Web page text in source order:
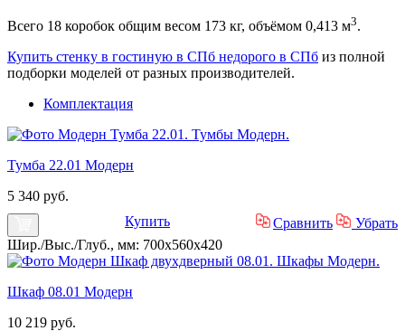
Всего 18 коробок общим весом 173 кг, объёмом 0,413 м3.
Купить стенку в гостиную в СПб недорого в СПб из полной
подборки моделей от разных производителей.
Комплектация
Тумба 22.01 Модерн
5 340 руб.
Купить
Сравнить
Убрать
Шир./Выс./Глуб., мм: 700x560x420
Шкаф 08.01 Модерн
10 219 руб.